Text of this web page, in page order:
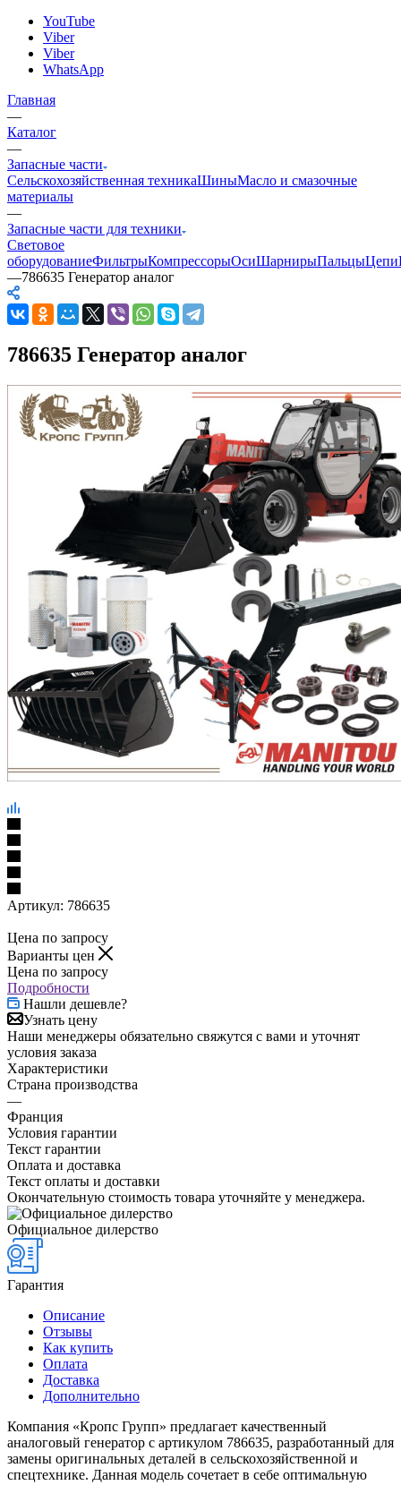
YouTube
Viber
Viber
WhatsApp
Главная
—
Каталог
—
Запасные части
Сельскохозяйственная техникаШиныМасло и смазочные
материалы
—
Запасные части для техники
Световое
оборудованиеФильтрыКомпрессорыОсиШарнирыПальцыЦепи
—786635 Генератор аналог
786635 Генератор аналог
Артикул: 786635
Цена по запросу
Варианты цен
Цена по запросу
Подробности
Нашли дешевле?
Узнать цену
Наши менеджеры обязательно свяжутся с вами и уточнят
условия заказа
Характеристики
Страна производства
—
Франция
Условия гарантии
Текст гарантии
Оплата и доставка
Текст оплаты и доставки
Окончательную стоимость товара уточняйте у менеджера.
Официальное дилерство
Гарантия
Описание
Отзывы
Как купить
Оплата
Доставка
Дополнительно
Компания «Кропс Групп» предлагает качественный
аналоговый генератор с артикулом 786635, разработанный для
замены оригинальных деталей в сельскохозяйственной и
спецтехнике. Данная модель сочетает в себе оптимальную